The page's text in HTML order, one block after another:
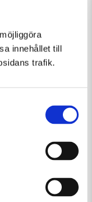
innehållet till
trafik.
visning